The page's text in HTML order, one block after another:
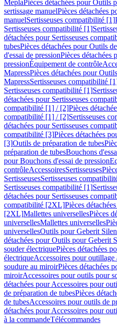
MeplaPièces détachées pour Outils
sertissage manuelPièces détachées
manuelSertisseuses compatibilité [1]
Sertisseuses compatibilité [1]
détachées pour Sertisseuses
tubesPièces détachées pour Outils
d'essai de pressionPièces détachées
pressionÉquipement de contrôle
MapressPièces détachées pour
MapressSertisseuses compatibilité
Sertisseuses compatibilité [1]
détachées pour Sertisseuses
compatibilité [1] / [2]Pièces
compatibilité [1] / [2]Sertisseuses
détachées pour Sertisseuses
compatibilité [3]Pièces détachées
[3]Outils de préparation de tubes
préparation de tubesBouchons
pour Bouchons d'essai de pression
contrôleAccessoiresSertisseuses
SertisseusesSertisseuses
Sertisseuses compatibilité [1]
détachées pour Sertisseuses
compatibilité [2XL]Pièces
[2XL]Mallettes universellesPièces
universellesMallettes universelles
universellesOutils pour Geberit
détachées pour Outils pour Geberit
souder électriquePièces détachées
électriqueAccessoires pour outillage
soudure au miroirPièces détachées
miroirAccessoires pour outils pour
détachées pour Accessoires pour
de préparation de tubesPièces
de tubesAccessoires pour outils de
détachées pour Accessoires pour
à la commandeTélécommandes